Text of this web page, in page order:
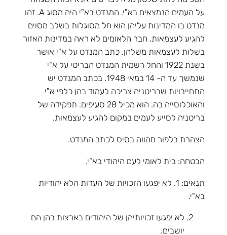
על העמים הנמצאים בא"י. המנדט בא"י היה מסוג A. זהו
מנדט בו המדינות עליהן הוא חל מסוגלות בשלב מסוים
להגיע לעצמאות. חבר הלאומים לא ראה במדינות האזור
בשלות לעצמאות משלהן. כתב המנדט על א"י אושר
בשנת 1922 והחל רשמית המנדט הבריטי על א"י
שנמשך עד ה- 14 במאי 1948. בכתב המנדט יש
התחייבויות שבריטניה צריכה לעמוד בהן כלפי א"י
והאוכלוסייה בה. הוא מכיל 28 סעיפים. תפקידה של
בריטניה לסייע לעמים במקום להגיע לעצמאות.
הצהרת בלפור מהווה בסיס לכתב המנדט.
הבטחה: בית לאומי לעם היהודי בא"י.
תנאים: 1. לא יפגעו הזכויות של העדות הלא יהודיות
בא"י.
לא יפגעו זכויותיהן של היהודים בארצות בהן הם
יושבים.